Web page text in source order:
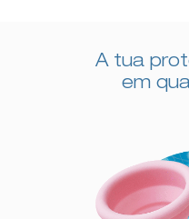
A tua
em